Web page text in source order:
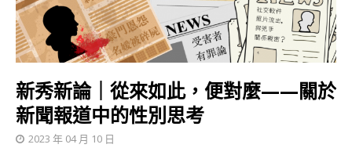
新秀新論｜從來如此，便對麼——關於
新聞報道中的性別思考
2023 年 04 月 10 日